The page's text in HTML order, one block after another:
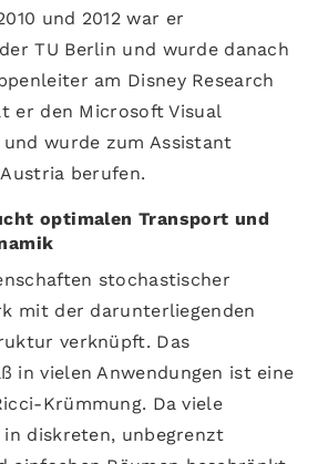
und 2012 war er
TU Berlin und wurde danach
am Disney Research
er den Microsoft Visual
wurde zum Assistant
berufen.
optimalen Transport und
stochastischer
mit der darunterliegenden
verknüpft. Das
in vielen Anwendungen ist eine
Krümmung. Da viele
in diskreten, unbegrenzt